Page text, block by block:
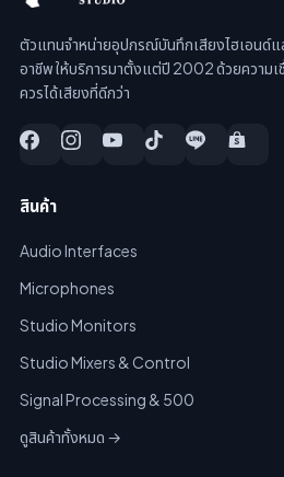
ตัวแทนจำหน่ายอุปกรณ์บันทึกเสียงไฮเอนด์แ
อาชีพ ให้บริการมาตั้งแต่ปี 2002 ด้วยความเ
ควรได้เสียงที่ดีกว่า
สินค้า
Audio Interfaces
Microphones
Studio Monitors
Studio Mixers & Control
Signal Processing & 500
ดูสินค้าทั้งหมด →